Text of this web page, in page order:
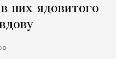
них ядовитого